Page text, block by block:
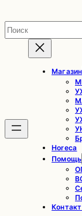
содержимому
Поиск
Магазин
Horeca
Помощь